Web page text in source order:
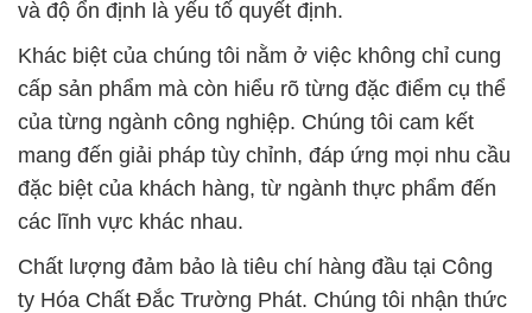
và độ ổn định là yếu tố quyết định.
Khác biệt của chúng tôi nằm ở việc không chỉ cung
cấp sản phẩm mà còn hiểu rõ từng đặc điểm cụ thể
của từng ngành công nghiệp. Chúng tôi cam kết
mang đến giải pháp tùy chỉnh, đáp ứng mọi nhu cầu
đặc biệt của khách hàng, từ ngành thực phẩm đến
các lĩnh vực khác nhau.
Chất lượng đảm bảo là tiêu chí hàng đầu tại Công
ty Hóa Chất Đắc Trường Phát. Chúng tôi nhận thức